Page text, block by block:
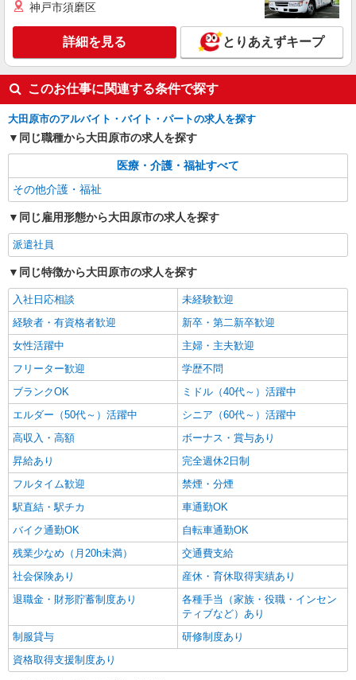
神戸市須磨区
詳細を見る とりあえずキープ
このお仕事に関連する条件で探す
大田原市のアルバイト・バイト・パートの求人を探す
同じ職種から大田原市の求人を探す
医療・介護・福祉すべて
その他介護・福祉
同じ雇用形態から大田原市の求人を探す
派遣社員
同じ特徴から大田原市の求人を探す
入社日応相談
未経験歓迎
経験者・有資格者歓迎
新卒・第二新卒歓迎
女性活躍中
主婦・主夫歓迎
フリーター歓迎
学歴不問
ブランクOK
ミドル（40代～）活躍中
エルダー（50代～）活躍中
シニア（60代～）活躍中
高収入・高額
ボーナス・賞与あり
昇給あり
完全週休2日制
フルタイム歓迎
禁煙・分煙
駅直結・駅チカ
車通勤OK
バイク通勤OK
自転車通勤OK
残業少なめ（月20h未満）
交通費支給
社会保険あり
産休・育休取得実績あり
退職金・財形貯蓄制度あり
各種手当（家族・役職・インセン
ティブなど）あり
制服貸与
研修制度あり
資格取得支援制度あり